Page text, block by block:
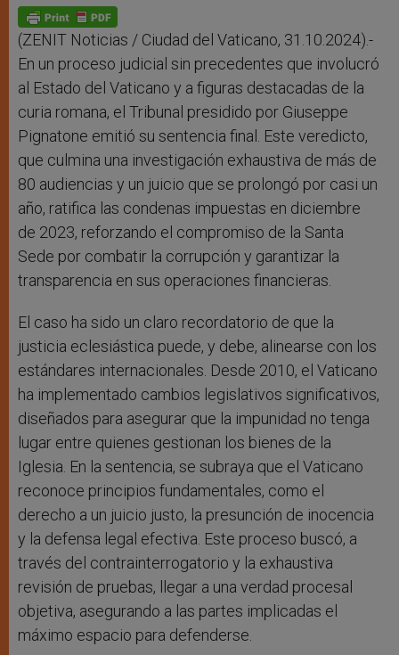
p
p
g
e
r
o
k
(ZENIT Noticias / Ciudad del Vaticano, 31.10.2024).-
En un proceso judicial sin precedentes que involucró
al Estado del Vaticano y a figuras destacadas de la
curia romana, el Tribunal presidido por Giuseppe
Pignatone emitió su sentencia final. Este veredicto,
que culmina una investigación exhaustiva de más de
80 audiencias y un juicio que se prolongó por casi un
año, ratifica las condenas impuestas en diciembre
de 2023, reforzando el compromiso de la Santa
Sede por combatir la corrupción y garantizar la
transparencia en sus operaciones financieras.
El caso ha sido un claro recordatorio de que la
justicia eclesiástica puede, y debe, alinearse con los
estándares internacionales. Desde 2010, el Vaticano
ha implementado cambios legislativos significativos,
diseñados para asegurar que la impunidad no tenga
lugar entre quienes gestionan los bienes de la
Iglesia. En la sentencia, se subraya que el Vaticano
reconoce principios fundamentales, como el
derecho a un juicio justo, la presunción de inocencia
y la defensa legal efectiva. Este proceso buscó, a
través del contrainterrogatorio y la exhaustiva
revisión de pruebas, llegar a una verdad procesal
objetiva, asegurando a las partes implicadas el
máximo espacio para defenderse.